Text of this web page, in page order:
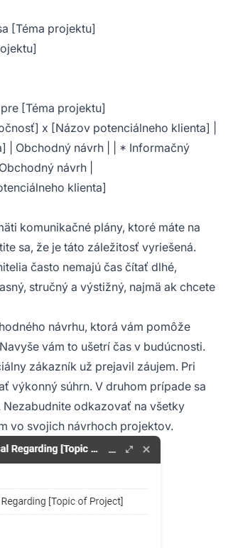
[Téma projektu]
[Téma projektu]
x [Názov potenciálneho klienta] |
| Obchodný návrh | | * Informačný
návrh |
klienta]
komunikačné plány, ktoré máte na
sa, že je táto záležitosť vyriešená.
často nemajú čas čítať dlhé,
stručný a výstižný, najmä ak chcete
návrhu, ktorá vám pomôže
vám to ušetrí čas v budúcnosti.
zákazník už prejavil záujem. Pri
výkonný súhrn. V druhom prípade sa
odkazovať na všetky
vo svojich návrhoch projektov.